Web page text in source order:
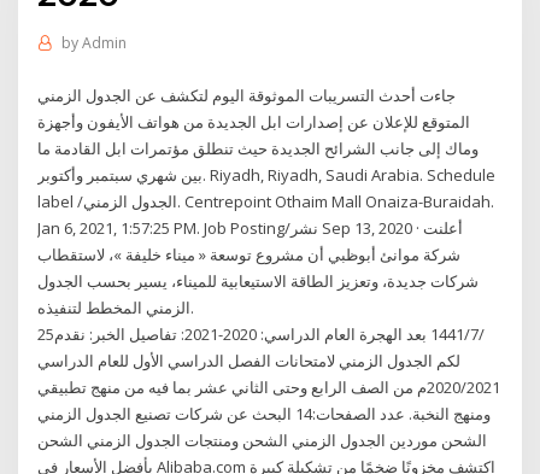
byAdmin
جاءت أحدث التسريبات الموثوقة اليوم لتكشف عن الجدول الزمني
المتوقع للإعلان عن إصدارات ابل الجديدة من هواتف الأيفون وأجهزة
وماك إلى جانب الشرائح الجديدة حيث تنطلق مؤتمرات ابل القادمة ما
بين شهري سبتمبر وأكتوبر. Riyadh, Riyadh, Saudi Arabia. Schedule
label /الجدول الزمني. Centrepoint Othaim Mall Onaiza-Buraidah.
Jan 6, 2021, 1:57:25 PM. Job Posting/نشر Sep 13, 2020 · أعلنت
شركة موانئ أبوظبي أن مشروع توسعة « ميناء خليفة »، لاستقطاب
شركات جديدة، وتعزيز الطاقة الاستيعابية للميناء، يسير بحسب الجدول
الزمني المخطط لتنفيذه.
25‏‏/7‏‏/1441 بعد الهجرة العام الدراسي: 2020-2021: تفاصيل الخبر: نقدم
لكم الجدول الزمني لامتحانات الفصل الدراسي الأول للعام الدراسي
2020/2021م من الصف الرابع وحتى الثاني عشر بما فيه من منهج تطبيقي
ومنهج النخبة. عدد الصفحات:14 البحث عن شركات تصنيع الجدول الزمني
الشحن موردين الجدول الزمني الشحن ومنتجات الجدول الزمني الشحن
بأفضل الأسعار في Alibaba.com اكتشف مخزونًا ضخمًا من تشكيلة كبيرة